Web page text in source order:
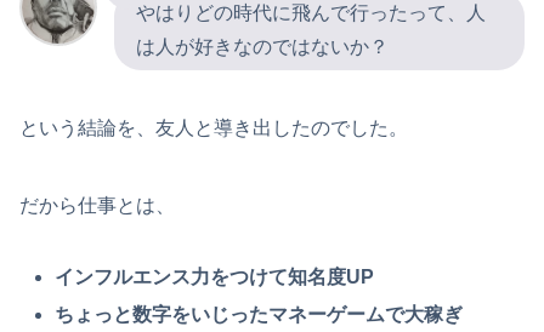
やはりどの時代に飛んで行ったって、人
は人が好きなのではないか？
という結論を、友人と導き出したのでした。
だから仕事とは、
インフルエンス力をつけて知名度UP
ちょっと数字をいじったマネーゲームで大稼ぎ